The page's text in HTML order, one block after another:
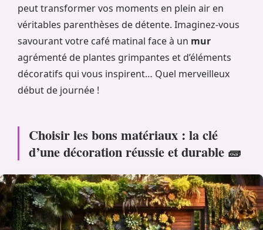
peut transformer vos moments en plein air en
véritables parenthèses de détente. Imaginez-vous
savourant votre café matinal face à un mur
agrémenté de plantes grimpantes et d’éléments
décoratifs qui vous inspirent… Quel merveilleux
début de journée !
Choisir les bons matériaux : la clé
d’une décoration réussie et durable 🧱